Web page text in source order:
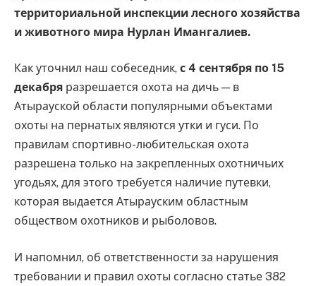
территориальной инспекции лесного хозяйства
и животного мира Нурлан Имангалиев.
Как уточнил наш собеседник, с 4 сентября по 15
декабря разрешается охота на дичь — в
Атырауской области популярными объектами
охоты на пернатых являются утки и гуси. По
правилам спортивно-любительская охота
разрешена только на закрепленных охотничьих
угодьях, для этого требуется наличие путевки,
которая выдается Атырауским областным
обществом охотников и рыболовов.
И напомнил, об ответственности за нарушения
требовании и правил охоты согласно статье 382